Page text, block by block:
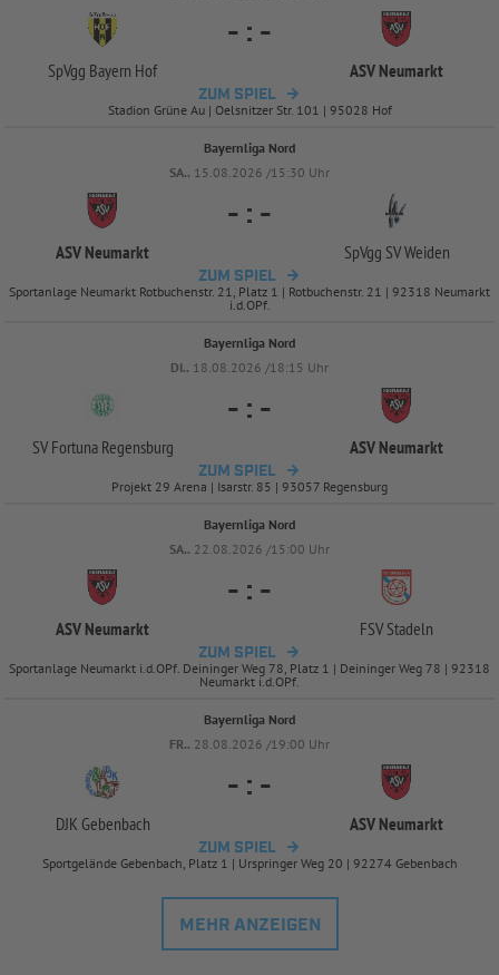
SpVgg Bayern Hof
- : -
ASV Neumarkt
ZUM SPIEL
Stadion Grüne Au | Oelsnitzer Str. 101 | 95028 Hof
Bayernliga Nord
SA.. 15.08.2026 /15:30 Uhr
ASV Neumarkt
- : -
SpVgg SV Weiden
ZUM SPIEL
Sportanlage Neumarkt Rotbuchenstr. 21, Platz 1 | Rotbuchenstr. 21 | 92318 Neumarkt
i.d.OPf.
Bayernliga Nord
DI.. 18.08.2026 /18:15 Uhr
SV Fortuna Regensburg
- : -
ASV Neumarkt
ZUM SPIEL
Projekt 29 Arena | Isarstr. 85 | 93057 Regensburg
Bayernliga Nord
SA.. 22.08.2026 /15:00 Uhr
ASV Neumarkt
- : -
FSV Stadeln
ZUM SPIEL
Sportanlage Neumarkt i.d.OPf. Deininger Weg 78, Platz 1 | Deininger Weg 78 | 92318
Neumarkt i.d.OPf.
Bayernliga Nord
FR.. 28.08.2026 /19:00 Uhr
DJK Gebenbach
- : -
ASV Neumarkt
ZUM SPIEL
Sportgelände Gebenbach, Platz 1 | Urspringer Weg 20 | 92274 Gebenbach
MEHR ANZEIGEN